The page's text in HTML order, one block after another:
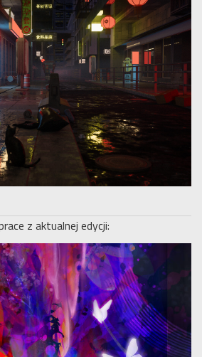
z aktualnej edycji: